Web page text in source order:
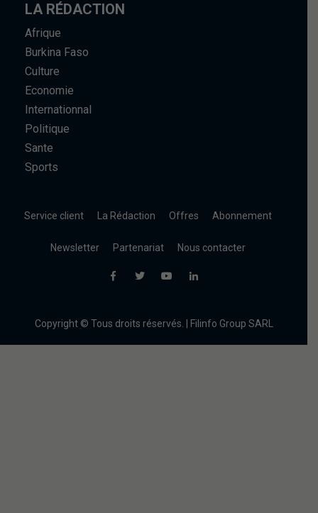
LA RÉDACTION
Afrique
Burkina Faso
Culture
Economie
Internationnal
Politique
Sante
Sports
Service client La Rédaction Offres Abonnement
Newsletter Partenariat Nous contacter
Copyright © Tous droits réservés. | Filinfo Group SARL